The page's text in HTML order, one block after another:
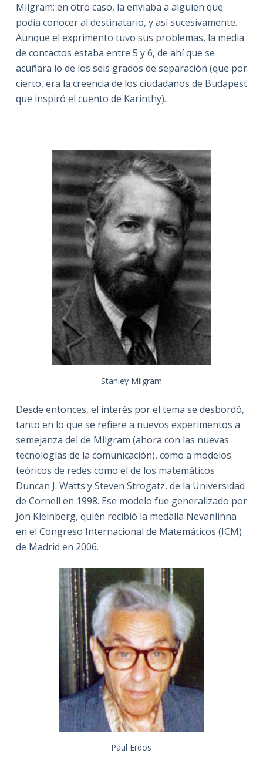
Milgram; en otro caso, la enviaba a alguien que
podía conocer al destinatario, y así sucesivamente.
Aunque el exprimento tuvo sus problemas, la media
de contactos estaba entre 5 y 6, de ahí que se
acuñara lo de los seis grados de separación (que por
cierto, era la creencia de los ciudadanos de Budapest
que inspiró el cuento de Karinthy).
Stanley Milgram
Desde entonces, el interés por el tema se desbordó,
tanto en lo que se refiere a nuevos experimentos a
semejanza del de Milgram (ahora con las nuevas
tecnologías de la comunicación), como a modelos
teóricos de redes como el de los matemáticos
Duncan J. Watts y Steven Strogatz, de la Universidad
de Cornell en 1998. Ese modelo fue generalizado por
Jon Kleinberg, quién recibió la medalla Nevanlinna
en el Congreso Internacional de Matemáticos (ICM)
de Madrid en 2006.
Paul Erdös